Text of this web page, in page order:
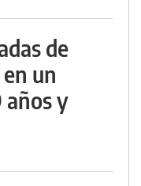
de
un
años y